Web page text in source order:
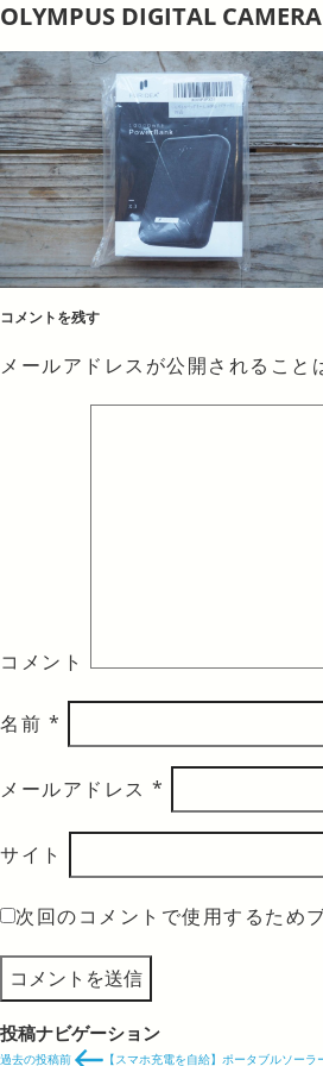
OLYMPUS DIGITAL CAMERA
コメントを残す
メールアドレスが公開されること
コメント
名前 *
メールアドレス *
サイト
次回のコメントで使用するため
投稿ナビゲーション
過去の投稿前 【スマホ充電を自給】ポータブルソー